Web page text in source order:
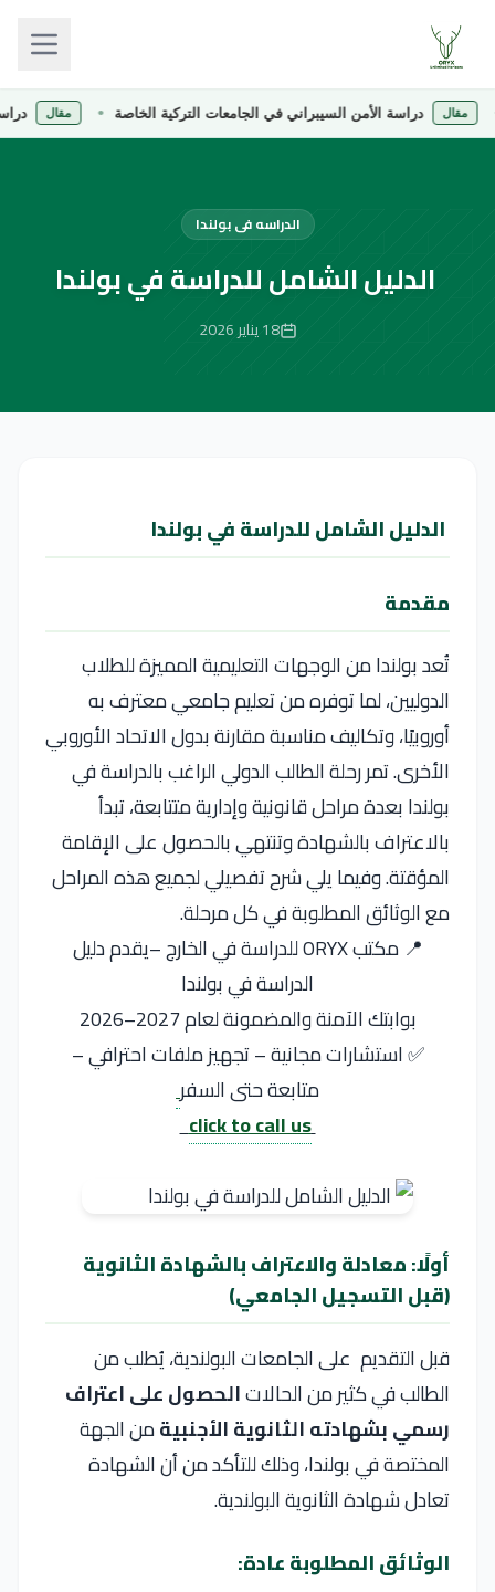
دراسة الأمن السيبراني في الجامعات التركية الخاصة مقال دراسة
الدراسه فى بولندا
الدليل الشامل للدراسة في بولندا
18 يناير 2026
الدليل الشامل للدراسة في بولندا
مقدمة
تُعد بولندا من الوجهات التعليمية المميزة للطلاب
الدوليين، لما توفره من تعليم جامعي معترف به
أوروبيًا، وتكاليف مناسبة مقارنة بدول الاتحاد الأوروبي
الأخرى. تمر رحلة الطالب الدولي الراغب بالدراسة في
بولندا بعدة مراحل قانونية وإدارية متتابعة، تبدأ
بالاعتراف بالشهادة وتنتهي بالحصول على الإقامة
المؤقتة. وفيما يلي شرح تفصيلي لجميع هذه المراحل
مع الوثائق المطلوبة في كل مرحلة.
📍 مكتب ORYX للدراسة في الخارج –يقدم دليل
الدراسة في بولندا
بوابتك الآمنة والمضمونة لعام 2027–2026
✅ استشارات مجانية – تجهيز ملفات احترافي –
متابعة حتى السفر
click to call us
أولًا: معادلة والاعتراف بالشهادة الثانوية
(قبل التسجيل الجامعي)
قبل التقديم على الجامعات البولندية، يُطلب من
الطالب في كثير من الحالاتالحصول على اعتراف
رسمي بشهادته الثانوية الأجنبيةمن الجهة
المختصة في بولندا، وذلك للتأكد من أن الشهادة
تعادل شهادة الثانوية البولندية.
الوثائق المطلوبة عادة: